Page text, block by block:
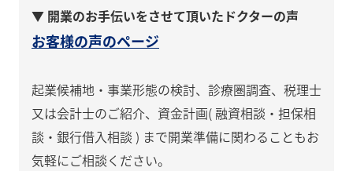
▼ 開業のお手伝いをさせて頂いたドクターの声
お客様の声のページ
起業候補地・事業形態の検討、診療圏調査、税理士
又は会計士のご紹介、資金計画( 融資相談・担保相
談・銀行借入相談 ) まで開業準備に関わることもお
気軽にご相談ください。